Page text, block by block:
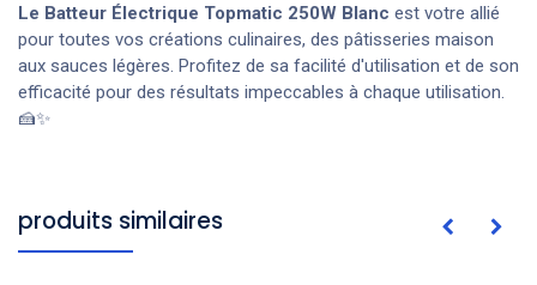
Le Batteur Électrique Topmatic 250W Blanc est votre allié
pour toutes vos créations culinaires, des pâtisseries maison
aux sauces légères. Profitez de sa facilité d'utilisation et de son
efficacité pour des résultats impeccables à chaque utilisation.
🍰✨
produits similaires